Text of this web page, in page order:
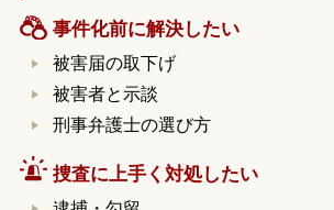
事件化前に解決したい
被害届の取下げ
被害者と示談
刑事弁護士の選び方
捜査に上手く対処したい